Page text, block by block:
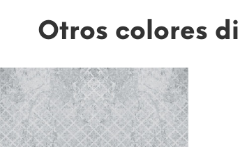
Otros colores